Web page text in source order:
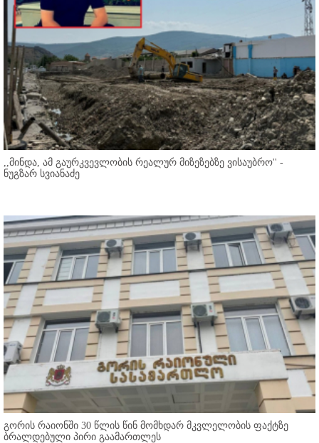
,,მინდა, ამ გაურკვევლობის რეალურ მიზეზებზე ვისაუბრო'' -
ნუგზარ სვიანაძე
გორის რაიონში 30 წლის წინ მომხდარ მკვლელობის ფაქტზე
ბრალდებული პირი გაამართლეს